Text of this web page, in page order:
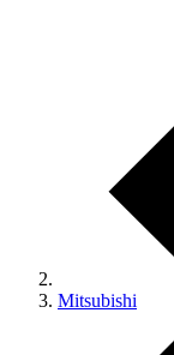
Mitsubishi